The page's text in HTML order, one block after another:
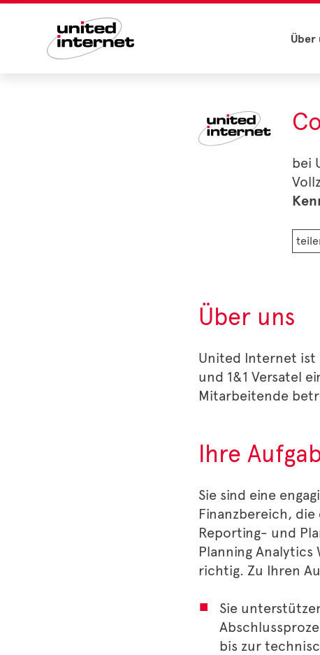
Über
bei
Über uns
United Internet ist
und 1&1 Versatel
Mitarbeitende
Ihre
Sie sind eine
Finanzbereich,
Reporting- und
Planning Analytics
richtig. Zu Ihren
Sie
bis zur